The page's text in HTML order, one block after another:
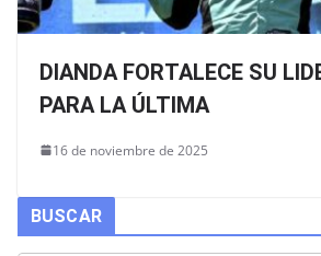
DIANDA FORTALECE SU
PARA LA ÚLTIMA
16 de noviembre de 2025
BUSCAR